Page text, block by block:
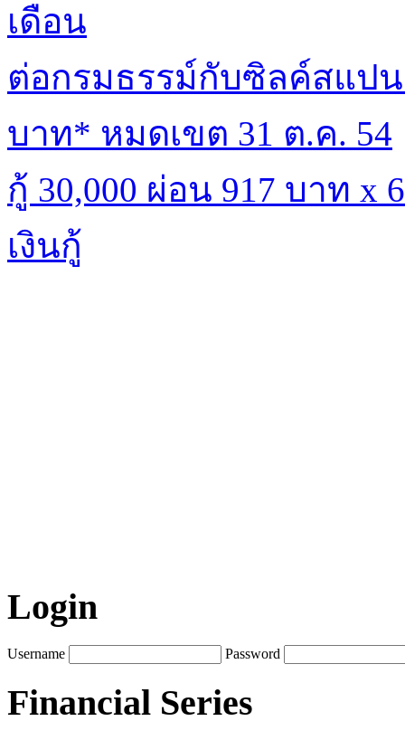
เดือน
ต่อกรมธรรม์กับซิลค์สแป
บาท* หมดเขต 31 ต.ค. 54
กู้ 30,000 ผ่อน 917 บาท x
เงินกู้
Login
Username Password
Financial Series